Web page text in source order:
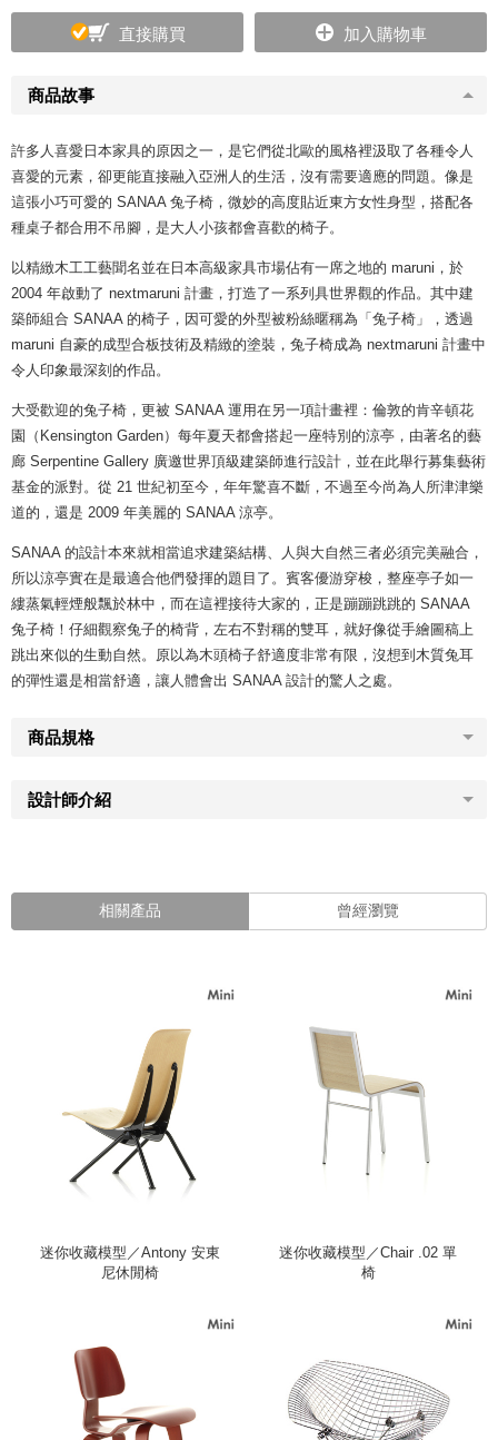
商品故事
許多人喜愛日本家具的原因之一，是它們從北歐的風格裡汲取了各種令人
喜愛的元素，卻更能直接融入亞洲人的生活，沒有需要適應的問題。像是
這張小巧可愛的 SANAA 兔子椅，微妙的高度貼近東方女性身型，搭配各
種桌子都合用不吊腳，是大人小孩都會喜歡的椅子。
以精緻木工工藝聞名並在日本高級家具市場佔有一席之地的 maruni，於
2004 年啟動了 nextmaruni 計畫，打造了一系列具世界觀的作品。其中建
築師組合 SANAA 的椅子，因可愛的外型被粉絲暱稱為「兔子椅」，透過
maruni 自豪的成型合板技術及精緻的塗裝，兔子椅成為 nextmaruni 計畫中
令人印象最深刻的作品。
大受歡迎的兔子椅，更被 SANAA 運用在另一項計畫裡：倫敦的肯辛頓花
園（Kensington Garden）每年夏天都會搭起一座特別的涼亭，由著名的藝
廊 Serpentine Gallery 廣邀世界頂級建築師進行設計，並在此舉行募集藝術
基金的派對。從 21 世紀初至今，年年驚喜不斷，不過至今尚為人所津津樂
道的，還是 2009 年美麗的 SANAA 涼亭。
SANAA 的設計本來就相當追求建築結構、人與大自然三者必須完美融合，
所以涼亭實在是最適合他們發揮的題目了。賓客優游穿梭，整座亭子如一
縷蒸氣輕煙般飄於林中，而在這裡接待大家的，正是蹦蹦跳跳的 SANAA
兔子椅！仔細觀察兔子的椅背，左右不對稱的雙耳，就好像從手繪圖稿上
跳出來似的生動自然。原以為木頭椅子舒適度非常有限，沒想到木質兔耳
的彈性還是相當舒適，讓人體會出 SANAA 設計的驚人之處。
商品規格
設計師介紹
直接購買 加入購物車
相關產品 曾經瀏覽
迷你收藏模型／Antony 安東
尼休閒椅
迷你收藏模型／Chair .02 單
椅